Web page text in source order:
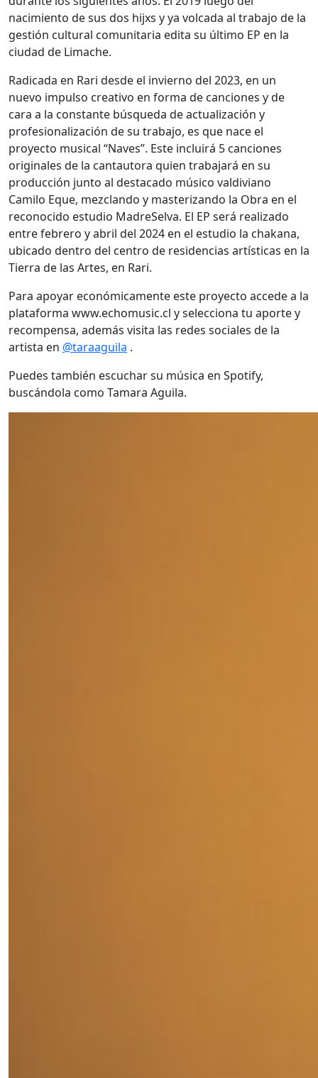
nacimiento de sus dos hijxs y ya volcada al trabajo de la
gestión cultural comunitaria edita su último EP en la
ciudad de Limache.
Radicada en Rari desde el invierno del 2023, en un
nuevo impulso creativo en forma de canciones y de
cara a la constante búsqueda de actualización y
profesionalización de su trabajo, es que nace el
proyecto musical “Naves”. Este incluirá 5 canciones
originales de la cantautora quien trabajará en su
producción junto al destacado músico valdiviano
Camilo Eque, mezclando y masterizando la Obra en el
reconocido estudio MadreSelva. El EP será realizado
entre febrero y abril del 2024 en el estudio la chakana,
ubicado dentro del centro de residencias artísticas en la
Tierra de las Artes, en Rari.
Para apoyar económicamente este proyecto accede a la
plataforma www.echomusic.cl y selecciona tu aporte y
recompensa, además visita las redes sociales de la
artista en @taraaguila .
Puedes también escuchar su música en Spotify,
buscándola como Tamara Aguila.